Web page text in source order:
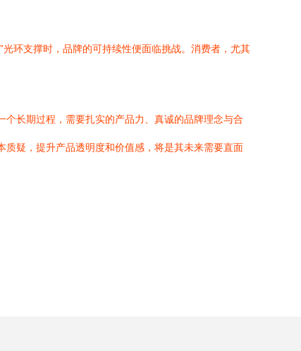
环支撑时，品牌的可持续性便面临挑战。消费者，尤其
长期过程，需要扎实的产品力、真诚的品牌理念与合
质疑，提升产品透明度和价值感，将是其未来需要直面